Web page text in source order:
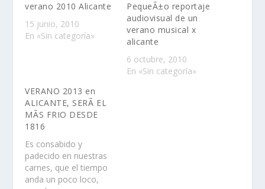
verano 2010 Alicante
15 junio, 2010
En «Sin categoría»
PequeÃ±o reportaje
audiovisual de un
verano musical x
alicante
6 octubre, 2010
En «Sin categoría»
VERANO 2013 en
ALICANTE, SERÃ EL
MÃS FRIO DESDE
1816
Es consabido y
padecido en nuestras
carnes, que el tiempo
anda un poco loco,